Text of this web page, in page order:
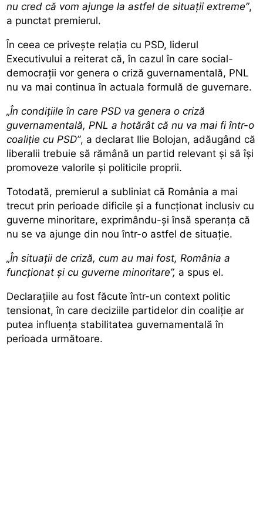
nu cred că vom ajunge la astfel de situaţii extreme”,
a punctat premierul.
În ceea ce privește relația cu PSD, liderul
Executivului a reiterat că, în cazul în care social-
democrații vor genera o criză guvernamentală, PNL
nu va mai continua în actuala formulă de guvernare.
„În condiţiile în care PSD va genera o criză
guvernamentală, PNL a hotărât că nu va mai fi într-o
coaliţie cu PSD”, a declarat Ilie Bolojan, adăugând că
liberalii trebuie să rămână un partid relevant și să își
promoveze valorile și politicile proprii.
Totodată, premierul a subliniat că România a mai
trecut prin perioade dificile și a funcționat inclusiv cu
guverne minoritare, exprimându-și însă speranța că
nu se va ajunge din nou într-o astfel de situație.
„În situaţii de criză, cum au mai fost, România a
funcţionat şi cu guverne minoritare”, a spus el.
Declarațiile au fost făcute într-un context politic
tensionat, în care deciziile partidelor din coaliție ar
putea influența stabilitatea guvernamentală în
perioada următoare.